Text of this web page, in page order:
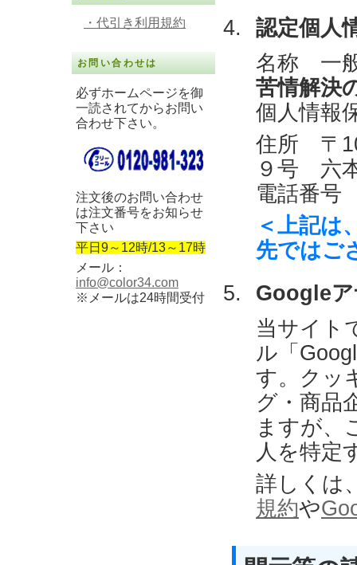
・代引き利用規約
お問い合わせは
必ずホームページを御
一読されてからお問い
合わせ下さい。
注文後のお問い合わせ
は注文番号をお知らせ
下さい
平日9～12時/13～17時
メール：
info@color34.com
※メールは24時間受付
認定個人
名称 一
苦情解決
個人情報
住所 〒
９号 六
電話番号
＜上記は
先ではご
Google
当サイト
ル「
す。クッ
グ・商品
ますが、
人を特定
詳しくは
規約や